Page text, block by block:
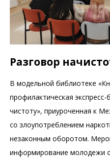
Разговор
В модельной библиотеке
профилактическая экспресс-
чистоту», приуроченная к
со злоупотреблением
незаконным оборотом.
информирование молодежи